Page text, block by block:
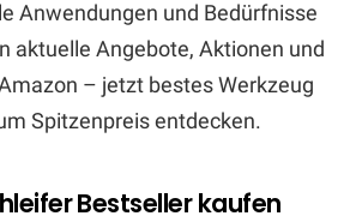
Anwendungen und Bedürfnisse
aktuelle Angebote, Aktionen und
– jetzt bestes Werkzeug
Spitzenpreis entdecken.
Bestseller kaufen